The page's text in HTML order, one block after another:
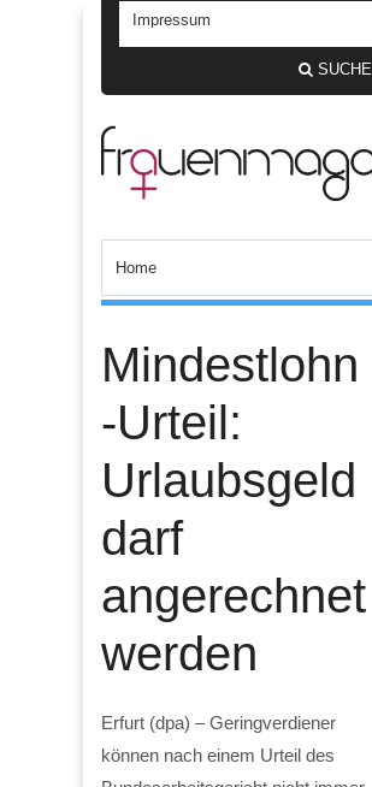
SUCHE
Mindestlohn
-Urteil:
Urlaubsgeld
darf
angerechnet
werden
Erfurt (dpa) – Geringverdiener
können nach einem Urteil des